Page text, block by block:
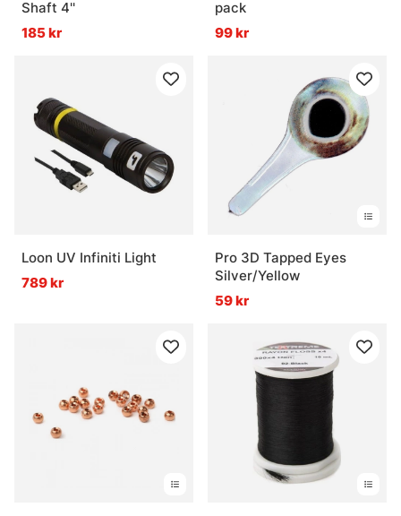
Shaft 4''
185 kr
pack
99 kr
Loon UV Infiniti Light
789 kr
Pro 3D Tapped Eyes
Silver/Yellow
59 kr